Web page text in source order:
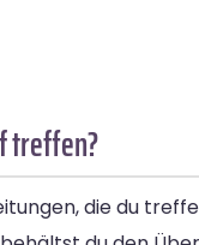
treffen?
die du